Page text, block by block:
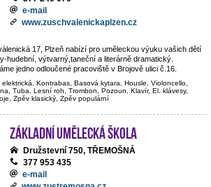
e-mail
www.zuschvalenickaplzen.cz
17, Plzeň nabízí pro uměleckou výuku vašich dětí
hudební, výtvarný,taneční a literárně dramatický.
jedno odloučené pracoviště v Brojově ulici č.16.
Kontrabas, Basová kytara, Housle, Violoncello,
Tuba, Lesní roh, Trombon, Pozoun, Klavír, El. klávesy,
Zpěv klasický, Zpěv populární
Základní umělecká škola
Družstevní 750, TŘEMOŠNÁ
377 953 435
e-mail